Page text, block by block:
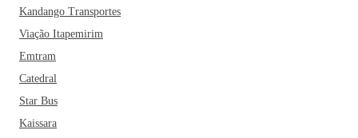
Kandango Transportes
Viação Itapemirim
Emtram
Catedral
Star Bus
Kaissara